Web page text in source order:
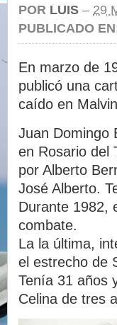
POR LUIS – 29
PUBLICADO
En marzo de
publicó una
caído en
Juan Domingo
en Rosario del
por Alberto
José Alberto.
Durante 1982,
combate.
La la última,
el estrecho de
Tenía 31 años
Celina de tres